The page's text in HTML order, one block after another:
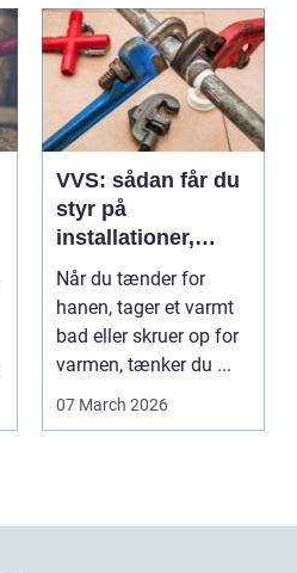
VVS: sådan får du
styr på
installationer,
komfort og
energiforbrug
Når du tænder for
hanen, tager et varmt
bad eller skruer op for
varmen, tænker du ...
07 March 2026